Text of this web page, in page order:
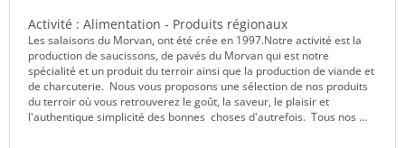
Activité : Alimentation - Produits régionaux
Les salaisons du Morvan, ont été crée en 1997.Notre activité est la
production de saucissons, de pavés du Morvan qui est notre
spécialité et un produit du terroir ainsi que la production de viande et
de charcuterie. Nous vous proposons une sélection de nos produits
du terroir où vous retrouverez le goût, la saveur, le plaisir et
l'authentique simplicité des bonnes choses d'autrefois. Tous nos ...